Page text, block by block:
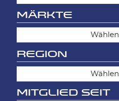
MÄRKTE
Wählen
REGION
Wählen
MITGLIED SEIT